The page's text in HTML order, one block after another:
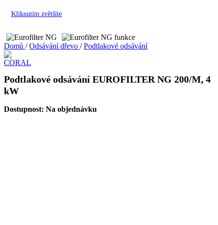
Kliknutím zvětšíte
Domů / Odsávání dřevo / Podtlakové odsávání
Podtlakové odsávání EUROFILTER NG 200/M, 4
kW
Dostupnost: Na objednávku